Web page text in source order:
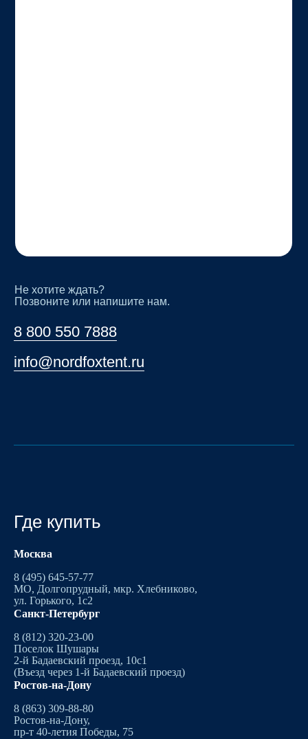
8 800 550 7888
info@nordfoxtent.ru
Не хотите ждать?
Позвоните или напишите нам.
Где купить
Москва
8 (495) 645-57-77
МО, Долгопрудный, мкр. Хлебниково,
ул. Горького, 1с2
Санкт-Петербург
8 (812) 320-23-00
Поселок Шушары
2-й Бадаевский проезд, 10с1
(Въезд через 1-й Бадаевский проезд)
Ростов-на-Дону
8 (863) 309-88-80
Ростов-на-Дону,
пр-т 40-летия Победы, 75